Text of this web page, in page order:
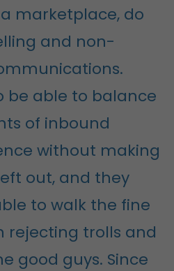
marketplace, do
and non-
be able to balance
of inbound
without making
out, and they
to walk the fine
rejecting trolls and
good guys. Since